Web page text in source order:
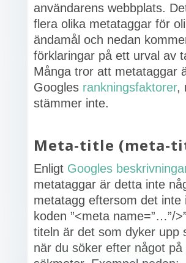
användarens webbplats.
flera olika metataggar för
ändamål och nedan
förklaringar på ett urval av
Många tror att metataggar
Googles rankningsfaktorer,
stämmer inte.
Meta-title (meta-
Enligt Googles
metataggar är detta inte
metatagg eftersom det inte
koden ”<meta name=”…”/
titeln är det som dyker upp
när du söker efter något på